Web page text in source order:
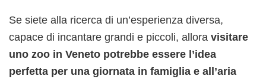
Se siete alla ricerca di un’esperienza diversa,
capace di incantare grandi e piccoli, allora visitare
uno zoo in Veneto potrebbe essere l’idea
perfetta per una giornata in famiglia e all’aria